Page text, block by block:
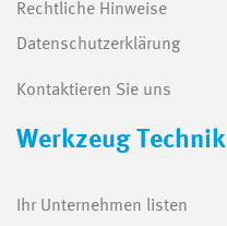
Rechtliche Hinweise
Datenschutzerklärung
Kontaktieren Sie uns
Werkzeug Technik
Ihr Unternehmen listen